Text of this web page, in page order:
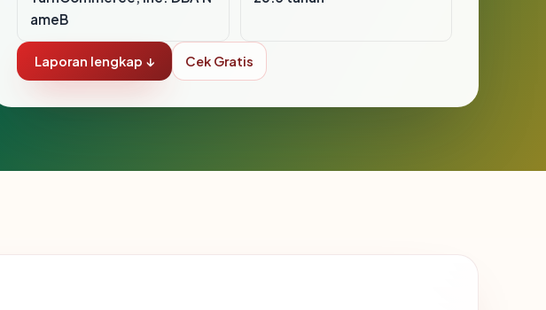
ameB
Laporan lengkap ↓ Cek Gratis